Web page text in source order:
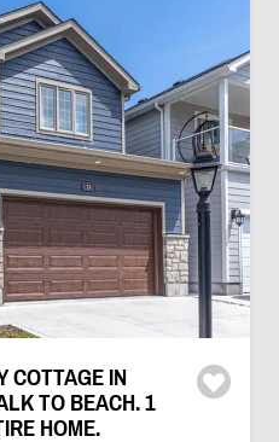
COTTAGE IN
TO BEACH. 1
HOME.